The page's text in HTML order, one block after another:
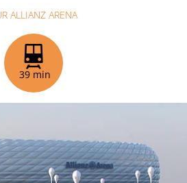
ALLIANZ ARENA
39 min